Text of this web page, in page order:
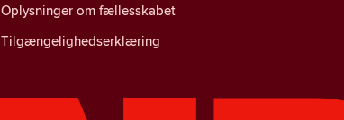
Oplysninger om fællesskabet
Tilgængelighedserklæring